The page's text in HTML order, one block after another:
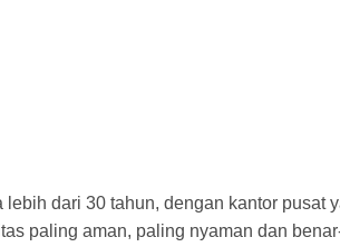
dari 30 tahun, dengan kantor pusat
paling aman, paling nyaman dan